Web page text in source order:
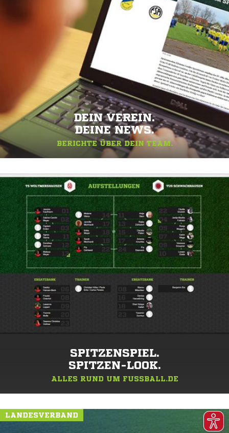
DEIN VEREIN.
DEINE NEWS.
BERICHTE ÜBER DEIN TEAM.
SPITZENSPIEL.
SPITZEN-LOOK.
ALLES RUND UM FUSSBALL.DE
LANDESVERBAND